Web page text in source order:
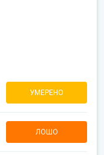
УМЕРЕНО
ЛОШО